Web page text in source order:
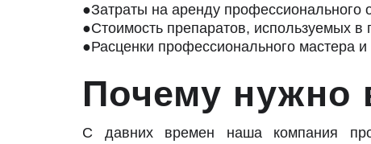
●Затраты на аренду
●Стоимость препаратов, используемых в
●Расценки профессионального мастера
Почему
С давних времен наша компания